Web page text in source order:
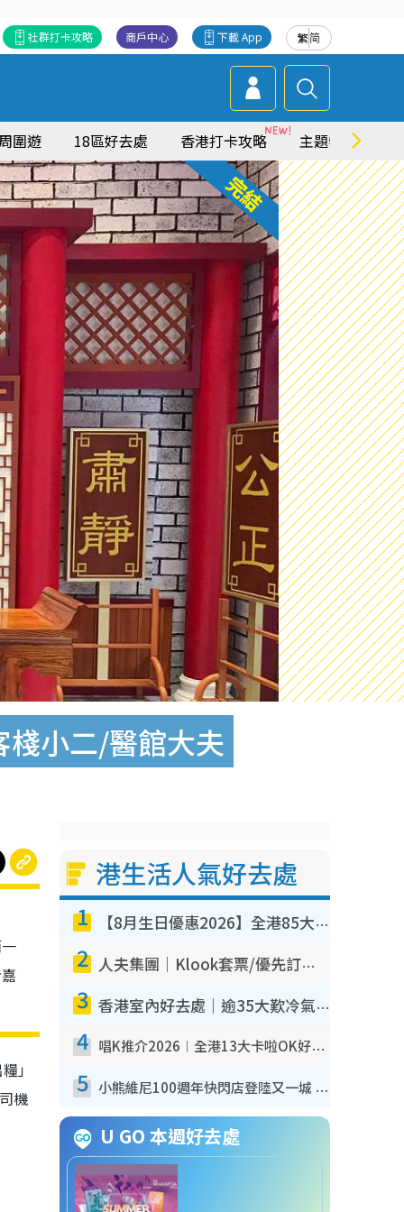
繁简
下載 App
商戶中心
社群打卡攻略
圍遊 18區好去處 香港打卡攻略 主題特集
小二/醫館大夫
」
機
港生活人氣好去處
1 【8月生日優惠2026】全港85大食買玩著數攻略 自助餐/火鍋放題同行免費＋誠品/DONKI送現金券
2 人夫集團｜Klook套票/優先訂票/公開發售搶飛攻略！附票價.購票連結.場地座位表
3 香港室內好去處｜逾35大歎冷氣室內好去處推介 室內活動免費避雨無懼落雨
4 唱K推介2026︱全港13大卡啦OK好去處！最平$36起 日文K都有！(附地址+收費詳情)
5 小熊維尼100週年快閃店登陸又一城 重現百畝森林經典場景／獨家限定盲盒登場／專屬DIY香水
U GO 本週好去處